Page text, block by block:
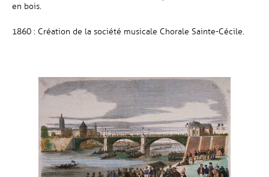
en bois.
1860 : Création de la société musicale Chorale Sainte-Cécile.